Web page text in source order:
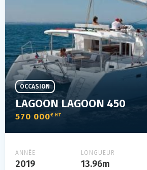
LAGOON LAGOON 450
570 000€ HT
OCCASION
ANNÉE
2019
LONGUEUR
13.96m